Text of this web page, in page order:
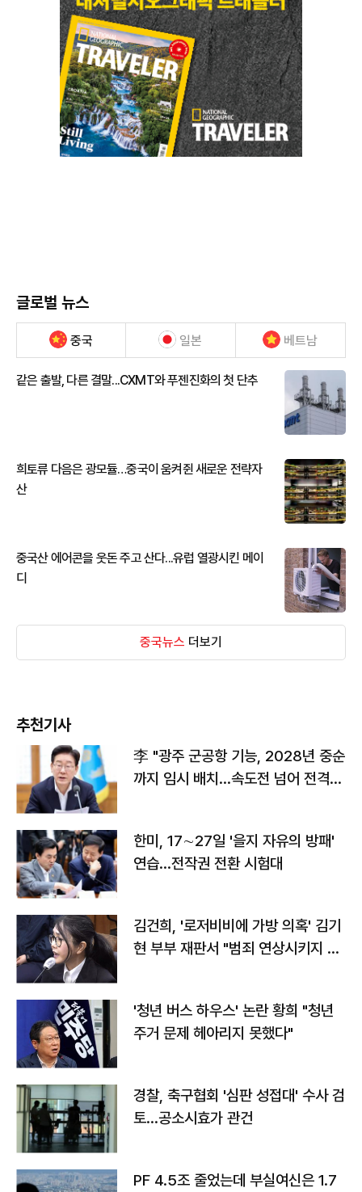
글로벌 뉴스
중국 일본 베트남
같은 출발, 다른 결말...CXMT와 푸젠진화의 첫 단추
희토류 다음은 광모듈…중국이 움켜쥔 새로운 전략자
산
중국산 에어콘을 웃돈 주고 산다...유럽 열광시킨 메이
디
중국뉴스 더보기
추천기사
李 "광주 군공항 기능, 2028년 중순
까지 임시 배치…속도전 넘어 전격
한미, 17∼27일 '을지 자유의 방패'
연습…전작권 전환 시험대
김건희, '로저비비에 가방 의혹' 김기
현 부부 재판서 "범죄 연상시키지 말
'청년 버스 하우스' 논란 황희 "청년
주거 문제 헤아리지 못했다"
경찰, 축구협회 '심판 성접대' 수사 검
토…공소시효가 관건
PF 4.5조 줄었는데 부실여신은 1.7